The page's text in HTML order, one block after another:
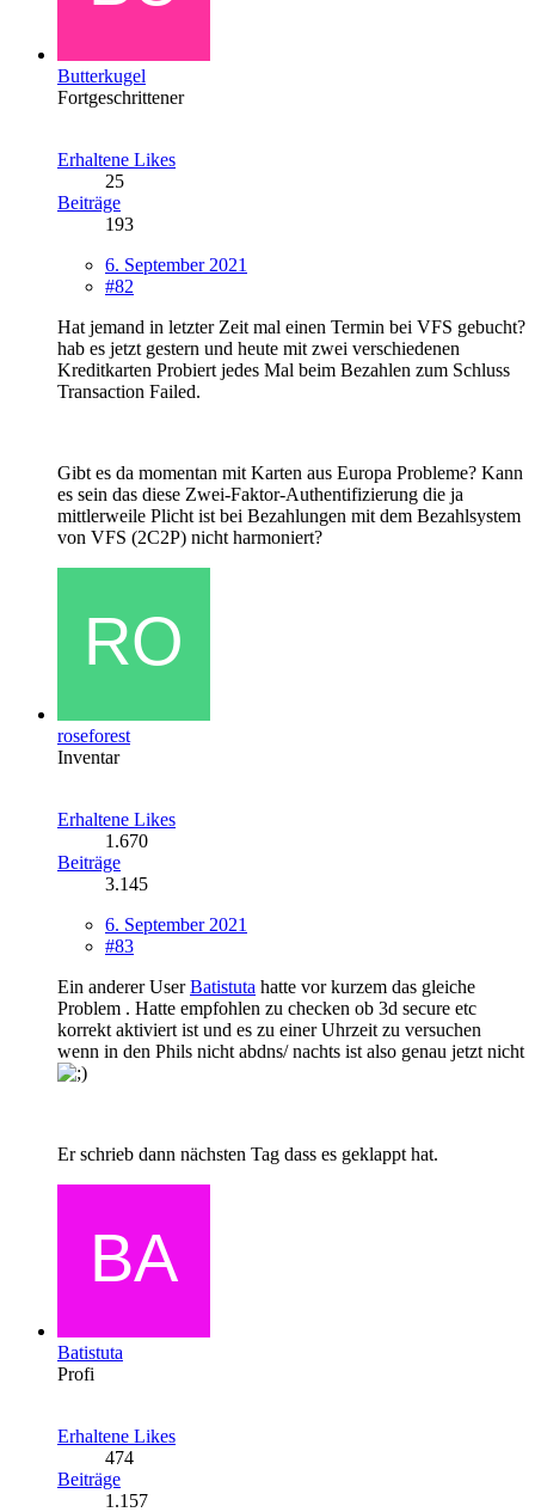
Butterkugel
Fortgeschrittener
Erhaltene Likes
25
Beiträge
193
6. September 2021
#82
Hat jemand in letzter Zeit mal einen Termin bei VFS gebucht?
hab es jetzt gestern und heute mit zwei verschiedenen
Kreditkarten Probiert jedes Mal beim Bezahlen zum Schluss
Transaction Failed.
Gibt es da momentan mit Karten aus Europa Probleme? Kann
es sein das diese Zwei-Faktor-Authentifizierung die ja
mittlerweile Plicht ist bei Bezahlungen mit dem Bezahlsystem
von VFS (2C2P) nicht harmoniert?
roseforest
Inventar
Erhaltene Likes
1.670
Beiträge
3.145
6. September 2021
#83
Ein anderer UserBatistuta hatte vor kurzem das gleiche
Problem . Hatte empfohlen zu checken ob 3d secure etc
korrekt aktiviert ist und es zu einer Uhrzeit zu versuchen
wenn in den Phils nicht abdns/ nachts ist also genau jetzt nicht
Er schrieb dann nächsten Tag dass es geklappt hat.
Batistuta
Profi
Erhaltene Likes
474
Beiträge
1.157